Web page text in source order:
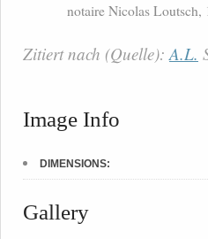
notaire Nicolas Loutsch,
Zitiert nach (Quelle):A.L.
Image Info
DIMENSIONS:
Gallery